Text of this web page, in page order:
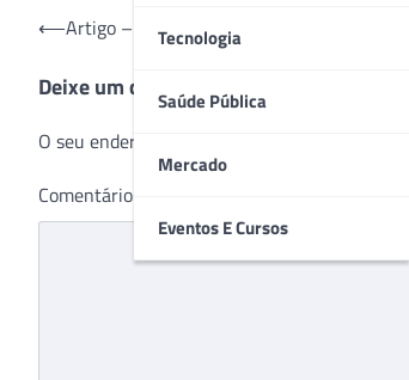
Tecnologia
Saúde Pública
Mercado
Eventos E Cursos
Navegação
Post
⟵Artigo – Meningite e desinformação:
Deixe um comentário
O seu endereço de e-mail não será publicado.
Comentário